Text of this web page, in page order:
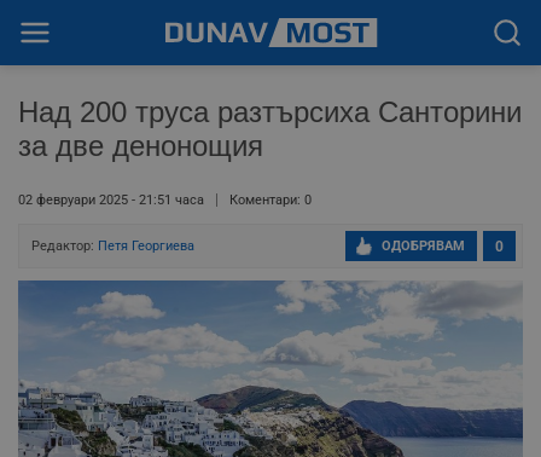
Над 200 труса разтърсиха Санторини
за две денонощия
02 февруари 2025 - 21:51 часа Коментари: 0
Редактор: Петя Георгиева 0
ОДОБРЯВАМ